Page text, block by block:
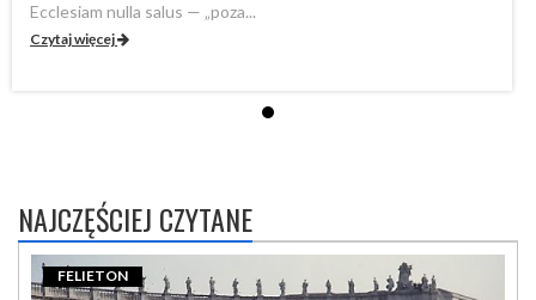
Ecclesiam nulla salus — „poza...
Czytaj więcej
NAJCZĘŚCIEJ CZYTANE
FELIETON